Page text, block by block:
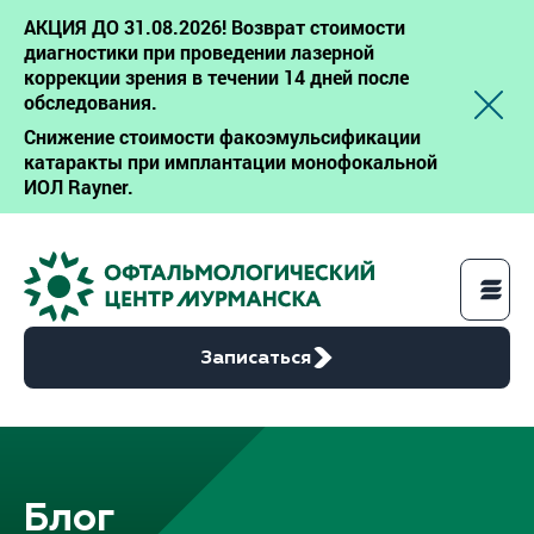
АКЦИЯ ДО 31.08.2026! Возврат стоимости
диагностики при проведении лазерной
коррекции зрения в течении 14 дней после
обследования.
Снижение стоимости факоэмульсификации
катаракты при имплантации монофокальной
ИОЛ Rayner.
Записаться
Цены
Блог